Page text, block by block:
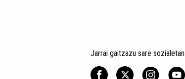
Jarrai gaitzazu sare sozialetan